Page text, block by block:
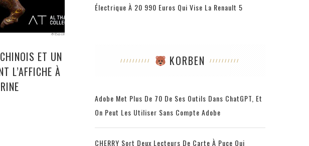
ET UN
L’AFFICHE À
LA PROCRASTINATION, UN MODE DE VIE
Électrique À 20 990 Euros Qui Vise La Renault 5
KORBEN
Adobe Met Plus De 70 De Ses Outils Dans ChatGPT, Et
On Peut Les Utiliser Sans Compte Adobe
CHERRY Sort Deux Lecteurs De Carte À Puce Qui